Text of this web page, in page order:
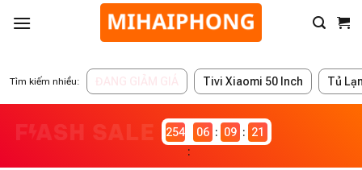
Tìm kiếm nhiều: ĐANG GIẢM GIÁ Tivi Xiaomi 50 Inch Tủ
2546981
06 09 21